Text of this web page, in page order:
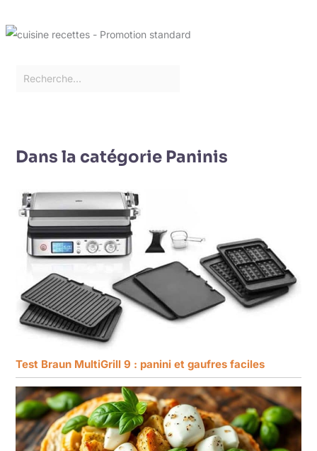
Dans la catégorie Paninis
Test Braun MultiGrill 9 : panini et gaufres faciles